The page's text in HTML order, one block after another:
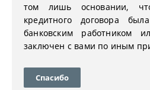
том лишь основании,
кредитного договора
банковским работником
заключен с вами по иным
Спасибо